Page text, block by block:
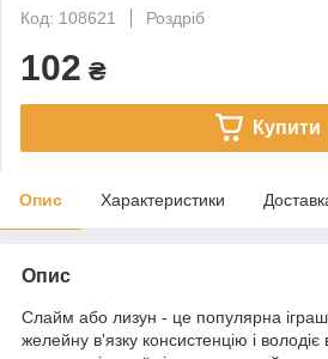
Код: 108621
Роздріб
102 ₴
Купити
Опис Характеристики
Опис
Слайм або лизун - це популярна
желейну в'язку консистенцію і володіє